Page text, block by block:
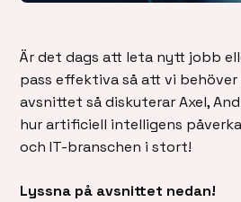
Är det dags att leta nytt jobb
pass effektiva så att vi
avsnittet så diskuterar Axel,
hur artificiell intelligens
och IT-branschen i stort!
Lyssna på avsnittet nedan!